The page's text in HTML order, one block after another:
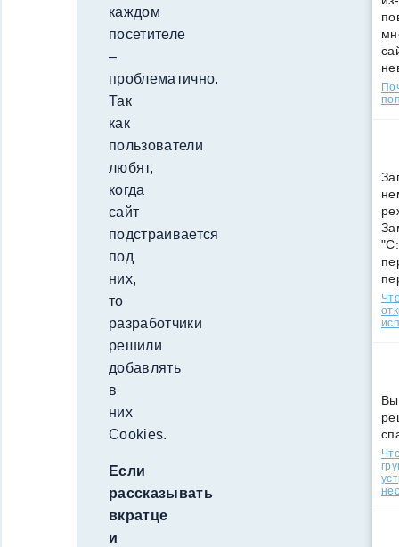
каждом
посетителе
–
проблематично.
Так
как
пользователи
любят,
когда
сайт
подстраивается
под
них,
то
разработчики
решили
добавлять
в
них
Cookies.
Если
рассказывать
вкратце
и